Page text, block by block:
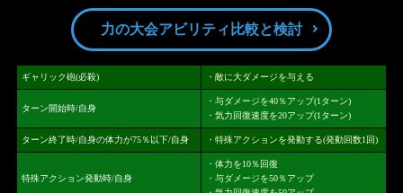
力の大会アビリティ比較と検討
ギャリック砲(必殺) ・敵に大ダメージを与える
ターン開始時/自身
・与ダメージを40％アップ(1ターン)
・気力回復速度を20アップ(1ターン)
ターン終了時/自身の体力が75％以下/自身 ・特殊アクションを発動する(発動回数1回)
特殊アクション発動時/自身
・体力を10％回復
・与ダメージを50％アップ